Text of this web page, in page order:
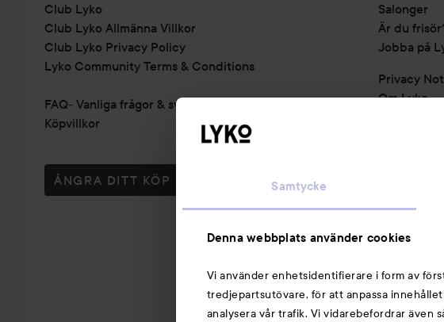
Samtycke
Denna webbplats använder cookies
Vi använder enhetsidentifierare i form av
tredjepartsutövare, för att anpassa
analysera vår trafik. Vi vidarebefordrar även
Club Lyko
Club Lyko Allmänna Villkor
Club Lyko Privacy Policy
Lyko Community Terms & Conditions
FAQ- Vanliga frågor & svar
Köpvillkor
ÅNGRA DITT KÖP
Salonger
Är du
Jobba på
Privacy
Om Lyko
Michael
Cookie
Partners
Du